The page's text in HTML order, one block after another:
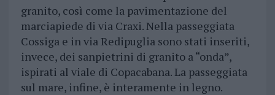
granito, così come la pavimentazione del
marciapiede di via Craxi. Nella passeggiata
Cossiga e in via Redipuglia sono stati inseriti,
invece, dei sanpietrini di granito a “onda”,
ispirati al viale di Copacabana. La passeggiata
sul mare, infine, è interamente in legno.